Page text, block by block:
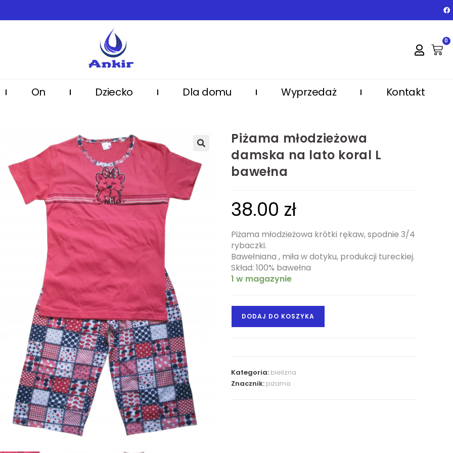
0
On Dziecko Dla domu Wyprzedaż Kontakt
Piżama młodzieżowa
damska na lato koral L
bawełna
38.00 zł
Piżama młodzieżowa krótki rękaw, spodnie 3/4
rybaczki.
Bawełniana , miła w dotyku, produkcji tureckiej.
Skład: 100% bawełna
1 w magazynie
DODAJ DO KOSZYKA
Kategoria: bielizna
Znacznik: piżama